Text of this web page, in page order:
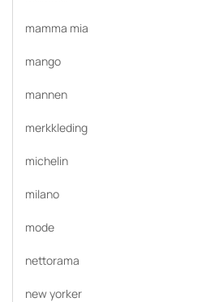
mamma mia
mango
mannen
merkkleding
michelin
milano
mode
nettorama
new yorker